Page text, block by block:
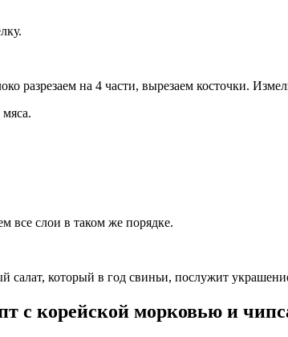
на 4 части, вырезаем косточки.
все слои в таком же порядке.
который в год свиньи, послужит
с корейской морковью и